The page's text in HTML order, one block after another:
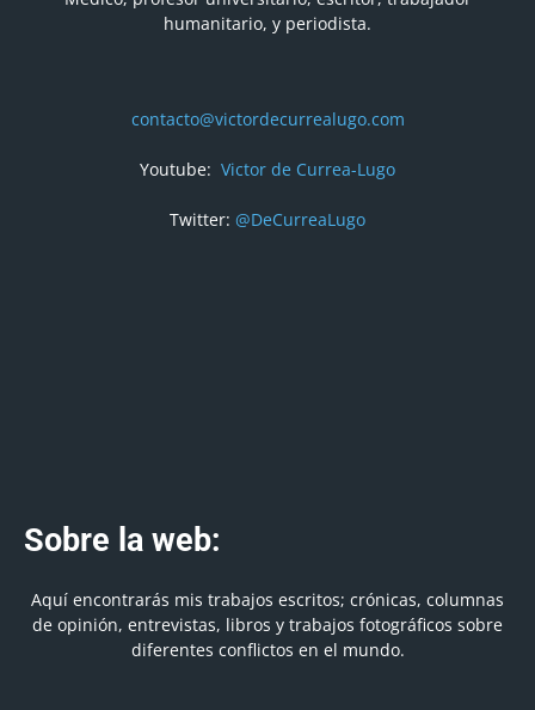
humanitario, y periodista.
contacto@victordecurrealugo.com
Youtube: Victor de Currea-Lugo
Twitter: @DeCurreaLugo
Sobre la web:
Aquí encontrarás mis trabajos escritos; crónicas, columnas
de opinión, entrevistas, libros y trabajos fotográficos sobre
diferentes conflictos en el mundo.